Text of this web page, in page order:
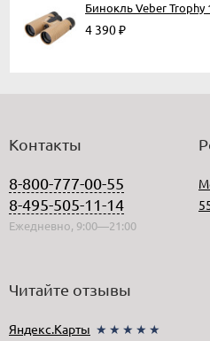
Бинокль Veber Trophy
4 390₽
Контакты
8-800-777-00-55
8-495-505-11-14
Ежедневно, 9:00—21:00
Читайте отзывы
Яндекс.Карты ★★★★★